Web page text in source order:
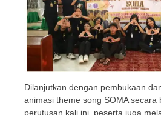
Dilanjutkan dengan pembukaan
animasi theme song SOMA secara
perutusan kali ini, peserta juga